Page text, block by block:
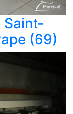
Saint-
(69)